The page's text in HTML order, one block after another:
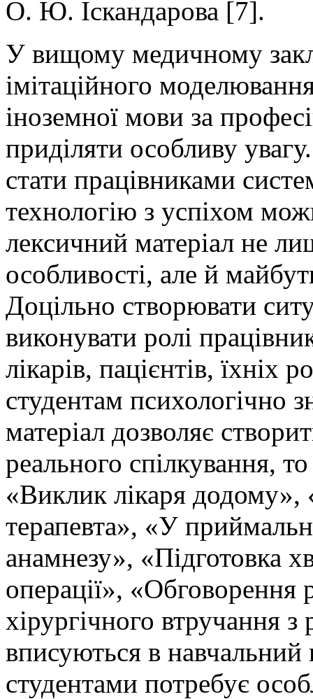
О. Ю. Іскандарова [7].
У вищому медичному
імітаційного
іноземної мови за
приділяти особливу
стати працівниками
технологію з успіхом
лексичний матеріал не
особливості, але й
Доцільно створювати
виконувати ролі
лікарів, пацієнтів, їхніх
студентам психологічно
матеріал дозволяє
реального спілкування,
«Виклик лікаря
терапевта», «У
анамнезу», «Підготовка
операції», «Обговорення
хірургічного втручання
вписуються в
студентами потребує